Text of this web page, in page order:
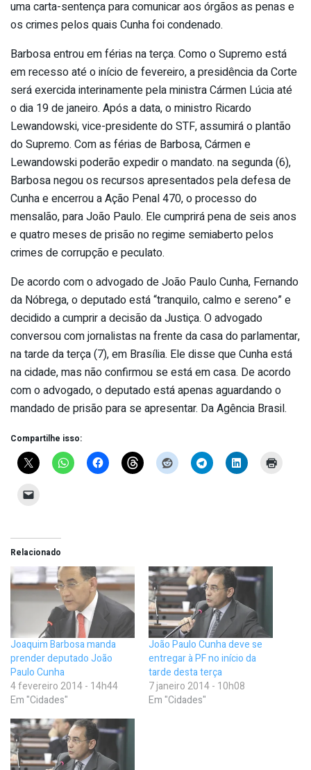
uma carta-sentença para comunicar aos órgãos as penas e
os crimes pelos quais Cunha foi condenado.
Barbosa entrou em férias na terça. Como o Supremo está
em recesso até o início de fevereiro, a presidência da Corte
será exercida interinamente pela ministra Cármen Lúcia até
o dia 19 de janeiro. Após a data, o ministro Ricardo
Lewandowski, vice-presidente do STF, assumirá o plantão
do Supremo. Com as férias de Barbosa, Cármen e
Lewandowski poderão expedir o mandato. na segunda (6),
Barbosa negou os recursos apresentados pela defesa de
Cunha e encerrou a Ação Penal 470, o processo do
mensalão, para João Paulo. Ele cumprirá pena de seis anos
e quatro meses de prisão no regime semiaberto pelos
crimes de corrupção e peculato.
De acordo com o advogado de João Paulo Cunha, Fernando
da Nóbrega, o deputado está “tranquilo, calmo e sereno” e
decidido a cumprir a decisão da Justiça. O advogado
conversou com jornalistas na frente da casa do parlamentar,
na tarde da terça (7), em Brasília. Ele disse que Cunha está
na cidade, mas não confirmou se está em casa. De acordo
com o advogado, o deputado está apenas aguardando o
mandado de prisão para se apresentar. Da Agência Brasil.
Compartilhe isso:
Relacionado
Joaquim Barbosa manda
prender deputado João
Paulo Cunha
4 fevereiro 2014 - 14h44
Em "Cidades"
João Paulo Cunha deve se
entregar à PF no início da
tarde desta terça
7 janeiro 2014 - 10h08
Em "Cidades"